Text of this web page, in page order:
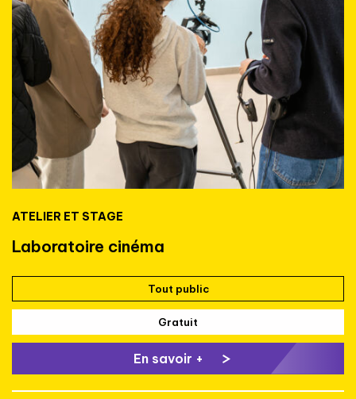
ATELIER ET STAGE
Laboratoire cinéma
Tout public
Gratuit
En savoir +